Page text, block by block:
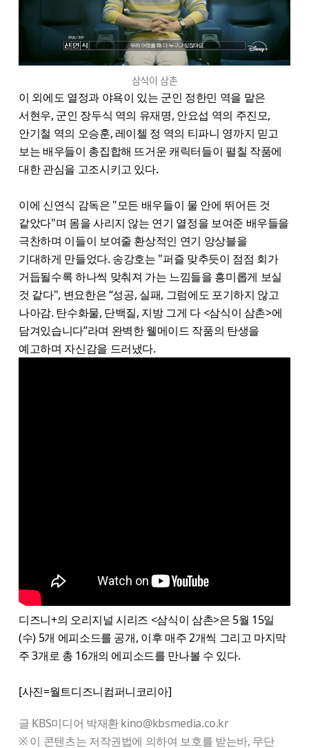
삼식이 삼촌
이 외에도 열정과 야욕이 있는 군인 정한민 역을 맡은
서현우, 군인 장두식 역의 유재명, 안요섭 역의 주진모,
안기철 역의 오승훈, 레이첼 정 역의 티파니 영까지 믿고
보는 배우들이 총집합해 뜨거운 캐릭터들이 펼칠 작품에
대한 관심을 고조시키고 있다.
이에 신연식 감독은 "모든 배우들이 물 안에 뛰어든 것
같았다"며 몸을 사리지 않는 연기 열정을 보여준 배우들을
극찬하며 이들이 보여줄 환상적인 연기 앙상블을
기대하게 만들었다. 송강호는 "퍼즐 맞추듯이 점점 회가
거듭될수록 하나씩 맞춰져 가는 느낌들을 흥미롭게 보실
것 같다", 변요한은 “성공, 실패, 그럼에도 포기하지 않고
나아감. 탄수화물, 단백질, 지방 그게 다 <삼식이 삼촌>에
담겨있습니다”라며 완벽한 웰메이드 작품의 탄생을
예고하며 자신감을 드러냈다.
디즈니+의 오리지널 시리즈 <삼식이 삼촌>은 5월 15일
(수) 5개 에피소드를 공개, 이후 매주 2개씩 그리고 마지막
주 3개로 총 16개의 에피소드를 만나볼 수 있다.
[사진=월트디즈니컴퍼니코리아]
글 KBS미디어 박재환 kino@kbsmedia.co.kr
※ 이 콘텐츠는 저작권법에 의하여 보호를 받는바, 무단